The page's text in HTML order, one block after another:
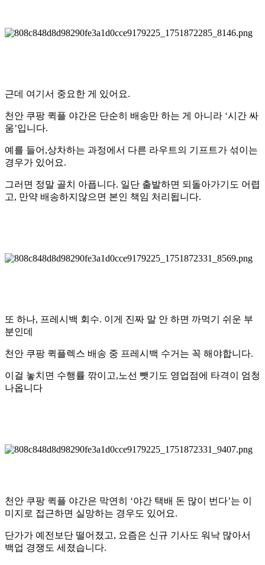
근데 여기서 중요한 게 있어요.
천안 쿠팡 퀵플 야간은 단순히 배송만 하는 게 아니라 ‘시간 싸
움’입니다.
예를 들어,상차하는 과정에서 다른 라우트의 기프트가 섞이는
경우가 있어요.
그러면 정말 골치 아픕니다. 일단 출발하면 되돌아가기도 어렵
고, 만약 배송하지않으면 본인 책임 처리됩니다.
또 하나, 프레시백 회수. 이게 진짜 말 안 하면 까먹기 쉬운 부
분인데
천안 쿠팡 퀵플렉스 배송 중 프레시백 수거는 꼭 해야합니다.
이걸 놓치면 수행률 깎이고,노선 뺏기도 영업점에 타격이 엄청
나옵니다
천안 쿠팡 퀵플 야간은 막연히 ‘야간 택배 돈 많이 번다’는 이
미지로 접근하면 실망하는 경우도 있어요.
단가가 예전보단 떨어졌고, 요즘은 신규 기사도 워낙 많아서
백업 경쟁도 세졌습니다.